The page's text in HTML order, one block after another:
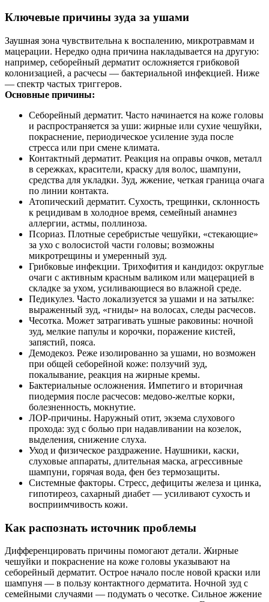
Ключевые причины зуда за ушами
Заушная зона чувствительна к воспалению, микротравмам и
мацерации. Нередко одна причина накладывается на другую:
например, себорейный дерматит осложняется грибковой
колонизацией, а расчесы — бактериальной инфекцией. Ниже
— спектр частых триггеров.
Основные причины:
Себорейный дерматит. Часто начинается на коже головы
и распространяется за уши: жирные или сухие чешуйки,
покраснение, периодическое усиление зуда после
стресса или при смене климата.
Контактный дерматит. Реакция на оправы очков, металл
в сережках, красители, краску для волос, шампуни,
средства для укладки. Зуд, жжение, четкая граница очага
по линии контакта.
Атопический дерматит. Сухость, трещинки, склонность
к рецидивам в холодное время, семейный анамнез
аллергии, астмы, поллиноза.
Псориаз. Плотные серебристые чешуйки, «стекающие»
за ухо с волосистой части головы; возможны
микротрещины и умеренный зуд.
Грибковые инфекции. Трихофития и кандидоз: округлые
очаги с активным красным валиком или мацерацией в
складке за ухом, усиливающиеся во влажной среде.
Педикулез. Часто локализуется за ушами и на затылке:
выраженный зуд, «гниды» на волосах, следы расчесов.
Чесотка. Может затрагивать ушные раковины: ночной
зуд, мелкие папулы и корочки, поражение кистей,
запястий, пояса.
Демодекоз. Реже изолированно за ушами, но возможен
при общей себорейной коже: ползучий зуд,
покалывание, реакция на жирные кремы.
Бактериальные осложнения. Импетиго и вторичная
пиодермия после расчесов: медово‑желтые корки,
болезненность, мокнутие.
ЛОР‑причины. Наружный отит, экзема слухового
прохода: зуд с болью при надавливании на козелок,
выделения, снижение слуха.
Уход и физическое раздражение. Наушники, каски,
слуховые аппараты, длительная маска, агрессивные
шампуни, горячая вода, фен без термозащиты.
Системные факторы. Стресс, дефициты железа и цинка,
гипотиреоз, сахарный диабет — усиливают сухость и
восприимчивость кожи.
Как распознать источник проблемы
Дифференцировать причины помогают детали. Жирные
чешуйки и покраснение на коже головы указывают на
себорейный дерматит. Острое начало после новой краски или
шампуня — в пользу контактного дерматита. Ночной зуд с
семейными случаями — подумать о чесотке. Сильное жжение